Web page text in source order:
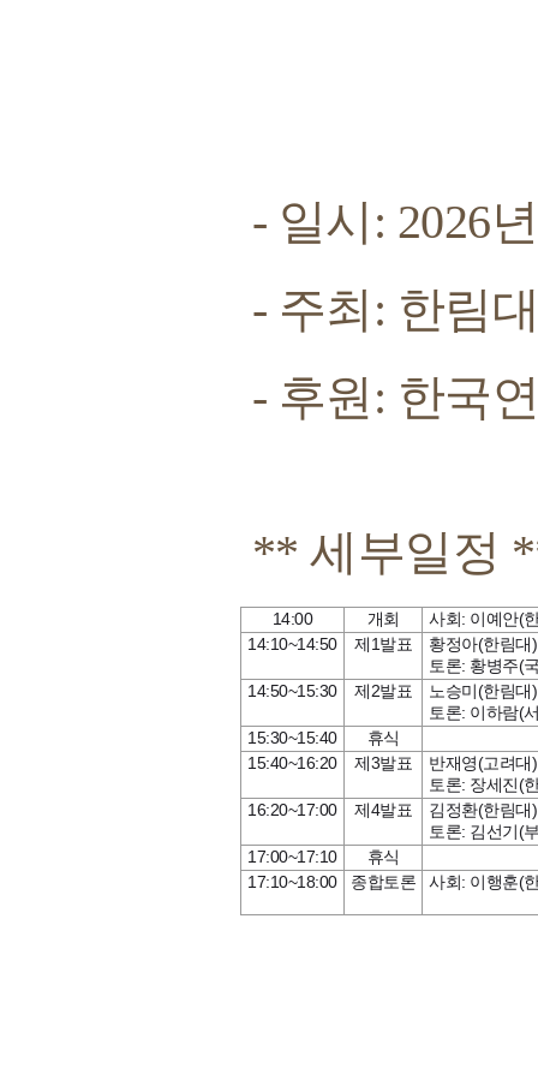
- 일시: 2026
- 주최: 한림
- 후원: 한국
** 세부일정
14:00 개회 사회: 이예안(
14:10~14:50
제1발표 황정아(한림대
토론: 황병주(
14:50~15:30
제2발표 노승미(한림대
토론: 이하람(
15:30~15:40
휴식
15:40~16:20
제3발표 반재영(고려대
토론: 장세진(
16:20~17:00
제4발표 김정환(한림대
토론: 김선기(
17:00~17:10
휴식
17:10~18:00
종합토론 사회: 이행훈(